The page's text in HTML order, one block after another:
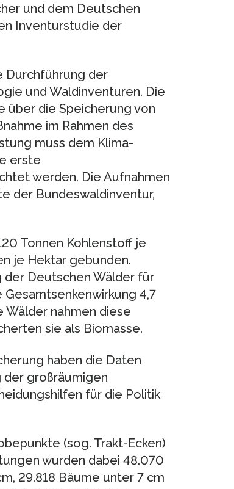
und dem Deutschen
Inventurstudie der
Durchführung der
und Waldinventuren. Die
über die Speicherung von
im Rahmen des
muss dem Klima-
erste
werden. Die Aufnahmen
der Bundeswaldinventur,
Tonnen Kohlenstoff je
je Hektar gebunden.
der Deutschen Wälder für
4,7
Wälder nahmen diese
sie als Biomasse.
haben die Daten
großräumigen
für die Politik
(sog. Trakt-Ecken)
wurden dabei 48.070
29.818 Bäume unter 7 cm